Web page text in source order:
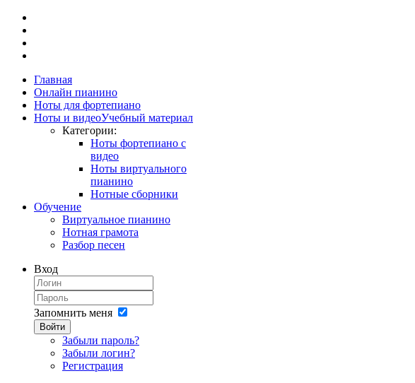
Главная
Онлайн пианино
Ноты для фортепиано
Ноты и видеоУчебный материал
Категории:
Ноты фортепиано с
видео
Ноты виртуального
пианино
Нотные сборники
Обучение
Виртуальное пианино
Нотная грамота
Разбор песен
Вход
Запомнить меня
Войти
Забыли пароль?
Забыли логин?
Регистрация